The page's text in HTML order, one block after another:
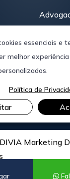
Marketing
essenciais e
melhor experiência
Política de